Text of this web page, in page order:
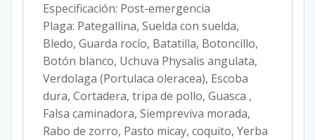
Especificación: Post-emergencia
Plaga: Pategallina, Suelda con suelda,
Bledo, Guarda rocío, Batatilla, Botoncillo,
Botón blanco, Uchuva Physalis angulata,
Verdolaga (Portulaca oleracea), Escoba
dura, Cortadera, tripa de pollo, Guasca ,
Falsa caminadora, Siempreviva morada,
Rabo de zorro, Pasto micay, coquito, Yerba